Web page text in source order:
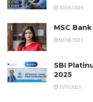
20/05/2026
MSC
02/08/2025
SBI
2025
11/11/2025